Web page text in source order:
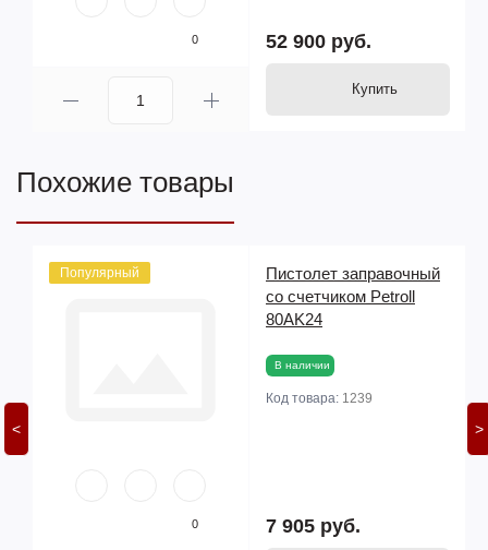
0 52 900 руб.
Купить
Похожие товары
<
Популярный
0
Пистолет заправочный
со счетчиком Petroll
80AK24
В наличии
Код товара: 1239
7 905 руб.
>